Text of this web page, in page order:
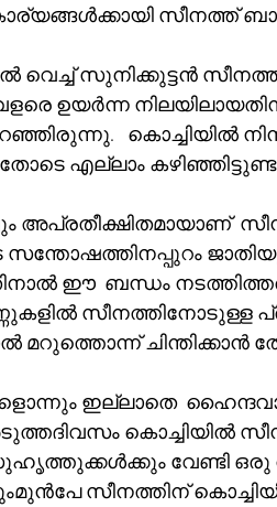
സീനത്ത്
വെച്ച് സുനിക്കുട്ടൻ
ഉയർന്ന
കൊച്ചിയിൽ
എല്ലാം
അപ്രതീക്ഷിതമായാണ്
സന്തോഷത്തിനപ്പുറം
സീനത്തിനോടുള്ള
മറുത്തൊന്ന് ചിന്തിക്കാൻ
ഇല്ലാതെ
കൊച്ചിയിൽ
വേണ്ടി ഒരു
സീനത്തിന്